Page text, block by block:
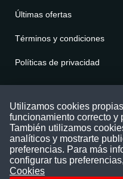
Últimas ofertas
Términos y condiciones
Políticas de privacidad
Puede comunicarse con
nuestras redes sociales o
Siguenos en:
Utilizamos cookies
funcionamiento correcto y
También utilizamos
analíticos y mostrarte
preferencias. Para más
configurar tus
Cookies